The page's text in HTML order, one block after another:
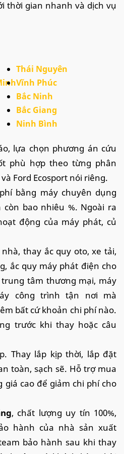
thời gian nhanh và dịch vụ
Thái Nguyên
Vĩnh Phúc
Bắc Ninh
Bắc Giang
Ninh Bình
lựa chọn phương án cứu
phù hợp theo từng phân
Ford Ecosport nói riêng.
bằng máy chuyên dụng
bao nhiêu %. Ngoài ra
động của máy phát, củ
thay ắc quy oto, xe tải,
ắc quy máy phát điện cho
tâm thương mại, máy
công trình tận nơi mà
bất cứ khoản chi phí nào.
trước khi thay hoặc câu
Thay lắp kịp thời, lắp đặt
toàn, sạch sẽ. Hỗ trợ mua
giá cao để giảm chi phí cho
, chất lượng uy tín 100%,
hành của nhà sản xuất
bảo hành sau khi thay